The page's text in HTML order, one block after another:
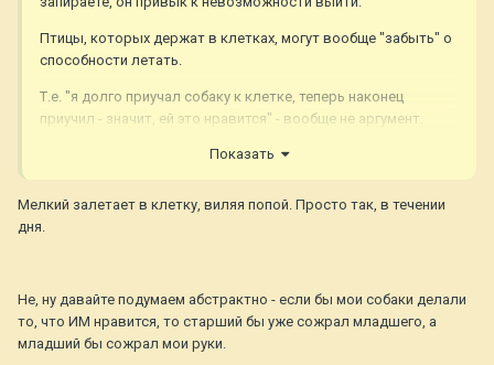
Птицы, которых держат в клетках, могут вообще "забыть" о
способности летать.
Т.е. "я долго приучал собаку к клетке, теперь наконец
приучил - значит, ей это нравится" - вообще не аргумент.
нравится пребывание в клетке - просто потому, что они не
Показать
Мелкий залетает в клетку, виляя попой. Просто так, в течении
дня.
Не, ну давайте подумаем абстрактно - если бы мои собаки делали
то, что ИМ нравится, то старший бы уже сожрал младшего, а
младший бы сожрал мои руки.